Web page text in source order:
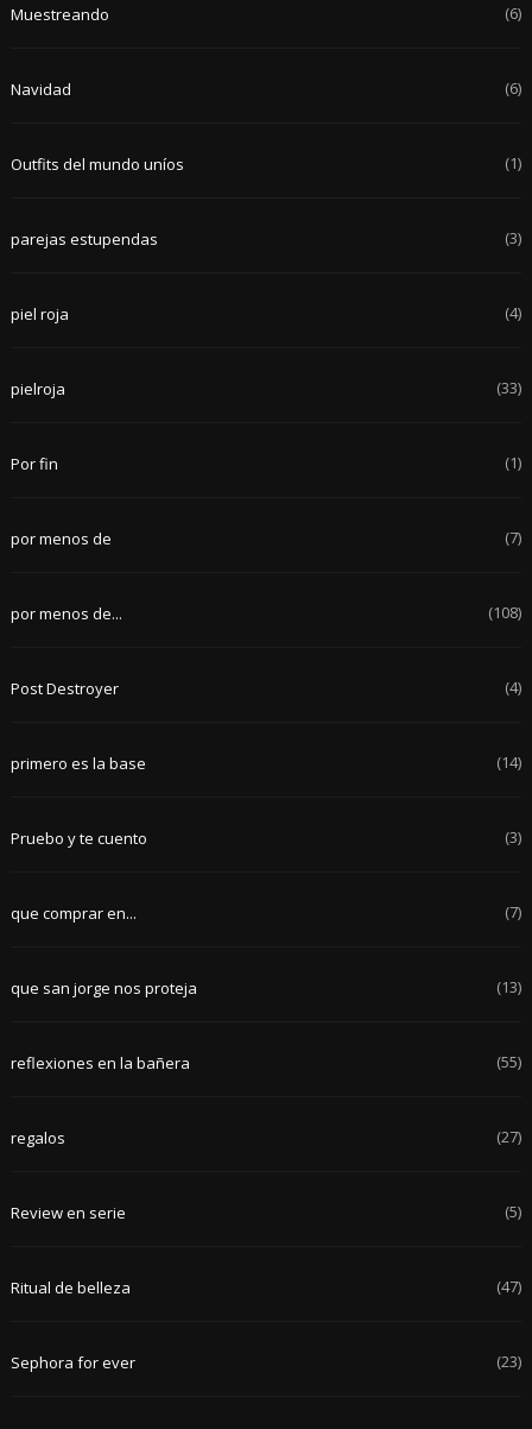
Muestreando (6)
Navidad (6)
Outfits del mundo uníos (1)
parejas estupendas (3)
piel roja (4)
pielroja (33)
Por fin (1)
por menos de (7)
por menos de... (108)
Post Destroyer (4)
primero es la base (14)
Pruebo y te cuento (3)
que comprar en... (7)
que san jorge nos proteja (13)
reflexiones en la bañera (55)
regalos (27)
Review en serie (5)
Ritual de belleza (47)
Sephora for ever (23)